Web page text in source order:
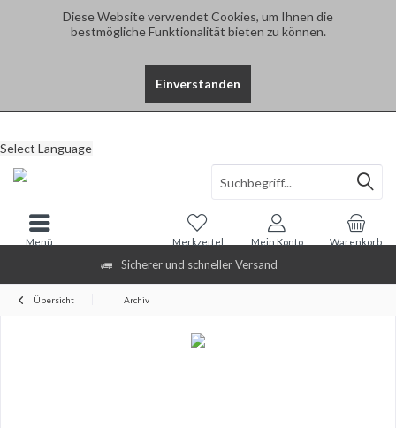
Diese Website verwendet Cookies, um Ihnen die
bestmögliche Funktionalität bieten zu können.
Einverstanden
Sicherer und schneller Versand
Select Language
Warenkorb
Merkzettel Mein Konto
Menü
Übersicht Archiv